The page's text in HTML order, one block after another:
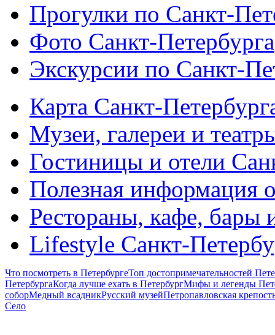
Прогулки по Санкт-
Фото Санкт-Петербурга
Экскурсии по Санкт-
Карта Санкт-
Музеи, галереи и
Гостиницы и отели
Полезная информация
Рестораны, кафе, бары
Lifestyle Санкт-
Что посмотреть в ПетербургеТоп достопримечательностей
ПетербургаКогда лучше ехать в ПетербургМифы и легенды
соборМедный всадникРусский музейПетропавловская
Село